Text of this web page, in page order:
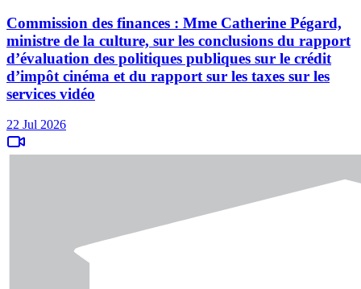
Commission des finances : Mme Catherine Pégard,
ministre de la culture, sur les conclusions du rapport
d’évaluation des politiques publiques sur le crédit
d’impôt cinéma et du rapport sur les taxes sur les
services vidéo
22 Jul 2026